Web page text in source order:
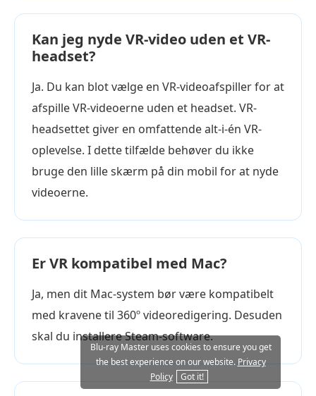
Kan jeg nyde VR-video uden et VR-
headset?
Ja. Du kan blot vælge en VR-videoafspiller for at
afspille VR-videoerne uden et headset. VR-
headsettet giver en omfattende alt-i-én VR-
oplevelse. I dette tilfælde behøver du ikke
bruge den lille skærm på din mobil for at nyde
videoerne.
Er VR kompatibel med Mac?
Ja, men dit Mac-system bør være kompatibelt
med kravene til 360º videoredigering. Desuden
skal du installere Steam-software.
Blu-ray Master uses cookies to ensure you get
the best experience on our website. Privacy
Policy
Got it!